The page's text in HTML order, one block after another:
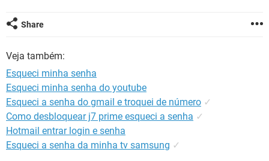
GUIA DE COMPRAS
Share
Veja também:
Esqueci minha senha
Esqueci minha senha do youtube
Esqueci a senha do gmail e troquei de número ✓
Como desbloquear j7 prime esqueci a senha ✓
Hotmail entrar login e senha
Esqueci a senha da minha tv samsung ✓